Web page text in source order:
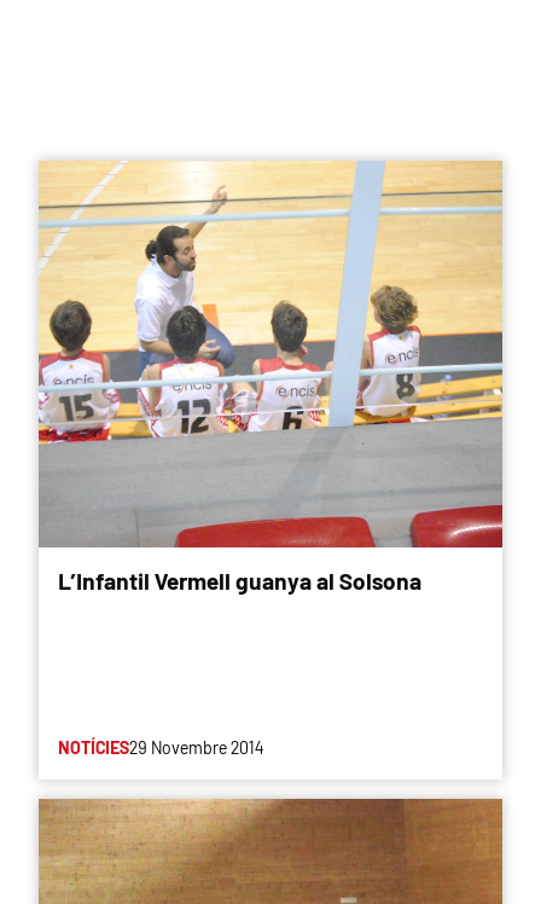
L’Infantil Vermell guanya al Solsona
NOTÍCIES29 Novembre 2014